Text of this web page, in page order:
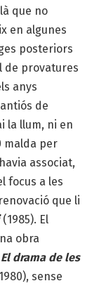
que no
en algunes
posteriors
de provatures
anys
de
la llum, ni en
malda per
associat,
focus a les
que li
(1985). El
obra
El drama de les
sense